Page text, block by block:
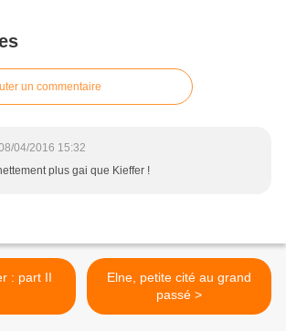
un commentaire
04/2016 15:32
plus gai que Kieffer !
: part II
Elne, petite cité au grand
passé >